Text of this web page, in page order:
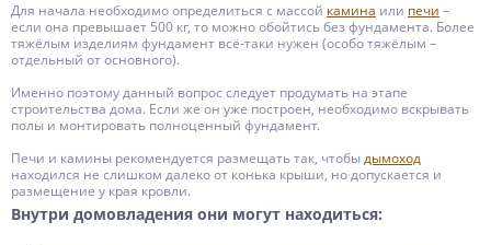
Для начала необходимо определиться с массой камина или печи –
если она превышает 500 кг, то можно обойтись без фундамента. Более
тяжёлым изделиям фундамент всё-таки нужен (особо тяжёлым –
отдельный от основного).
Именно поэтому данный вопрос следует продумать на этапе
строительства дома. Если же он уже построен, необходимо вскрывать
полы и монтировать полноценный фундамент.
Печи и камины рекомендуется размещать так, чтобыдымоход
находился не слишком далеко от конька крыши, но допускается и
размещение у края кровли.
Внутри домовладения они могут находиться: